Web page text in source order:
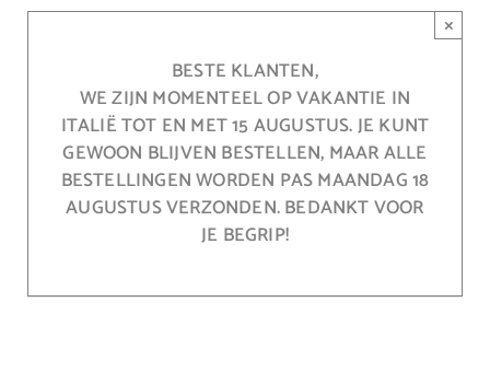
BESTE KLANTEN,
WE ZIJN MOMENTEEL OP VAKANTIE IN
ITALIË TOT EN MET 15 AUGUSTUS. JE KUNT
GEWOON BLIJVEN BESTELLEN, MAAR ALLE
BESTELLINGEN WORDEN PAS MAANDAG 18
AUGUSTUS VERZONDEN. BEDANKT VOOR
JE BEGRIP!
×